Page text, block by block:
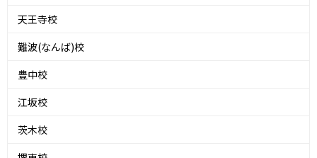
天王寺校
難波(なんば)校
豊中校
江坂校
茨木校